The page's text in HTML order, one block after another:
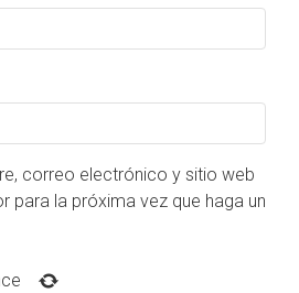
correo electrónico y sitio web
para la próxima vez que haga un